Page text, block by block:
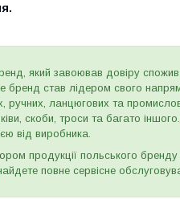
який завоював довіру
бренд став лідером свого
ручних, ланцюгових та
скоби, троси та багато
від виробника.
продукції польського
повне сервісне